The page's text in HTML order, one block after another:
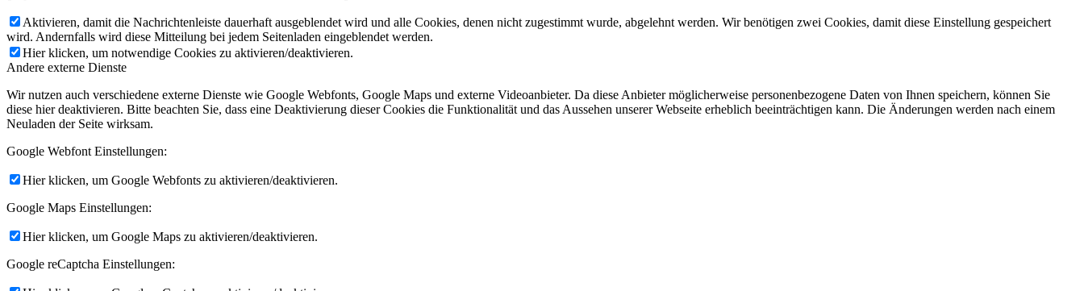
Aktivieren, damit die Nachrichtenleiste dauerhaft ausgeblendet wird und alle Cookies, denen nicht zugestimmt wurde, abgelehnt werden. Wir benötigen zwei Cookies, damit diese Einstellung gespeichert
wird. Andernfalls wird diese Mitteilung bei jedem Seitenladen eingeblendet werden.
Hier klicken, um notwendige Cookies zu aktivieren/deaktivieren.
Andere externe Dienste
Wir nutzen auch verschiedene externe Dienste wie Google Webfonts, Google Maps und externe Videoanbieter. Da diese Anbieter möglicherweise personenbezogene Daten von Ihnen speichern, können Sie
diese hier deaktivieren. Bitte beachten Sie, dass eine Deaktivierung dieser Cookies die Funktionalität und das Aussehen unserer Webseite erheblich beeinträchtigen kann. Die Änderungen werden nach einem
Neuladen der Seite wirksam.
Google Webfont Einstellungen:
Hier klicken, um Google Webfonts zu aktivieren/deaktivieren.
Google Maps Einstellungen:
Hier klicken, um Google Maps zu aktivieren/deaktivieren.
Google reCaptcha Einstellungen: